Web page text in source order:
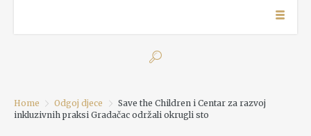
Home Odgoj djece
Save the Children i Centar za razvoj
inkluzivnih praksi Gradačac održali okrugli sto